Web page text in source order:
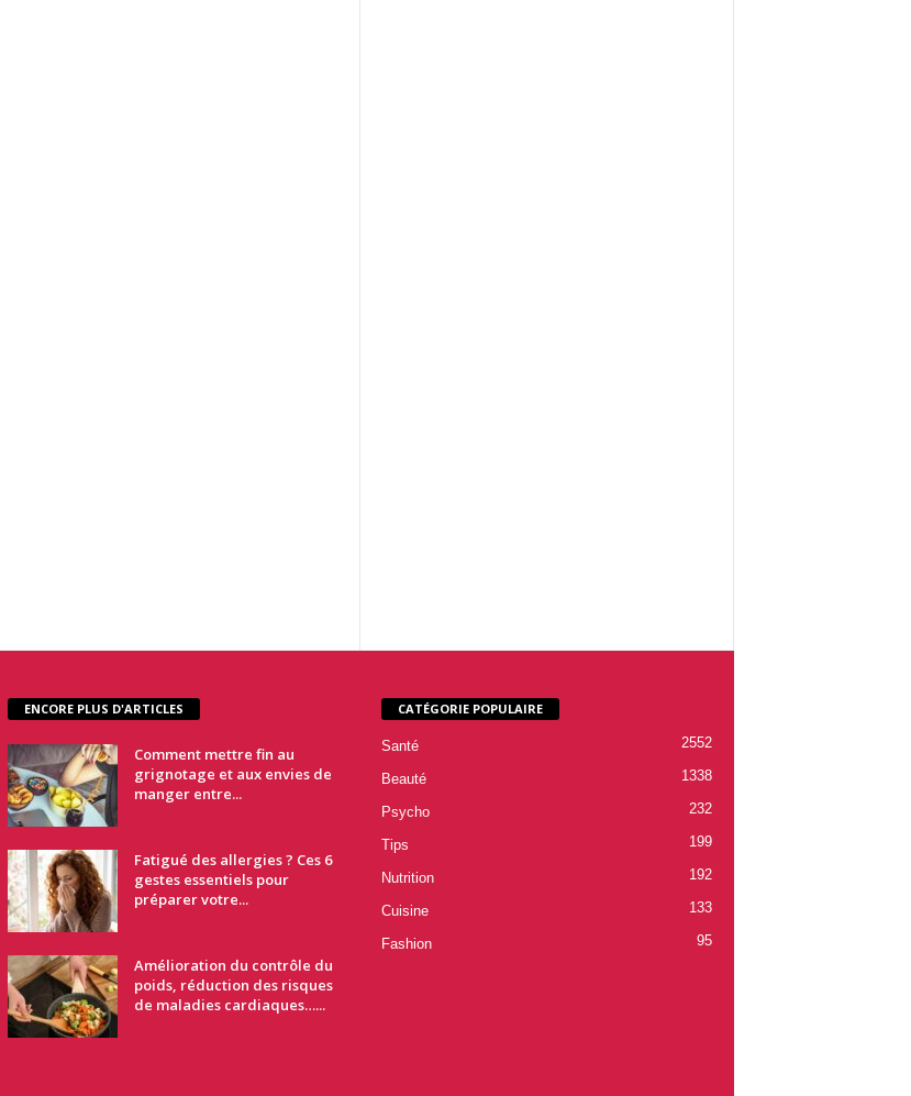
ENCORE PLUS D'ARTICLES
Comment mettre fin au
grignotage et aux envies de
manger entre...
Fatigué des allergies ? Ces 6
gestes essentiels pour
préparer votre...
Amélioration du contrôle du
poids, réduction des risques
de maladies cardiaques…...
CATÉGORIE POPULAIRE
Santé 2552
Beauté 1338
Psycho 232
Tips 199
Nutrition 192
Cuisine 133
Fashion 95